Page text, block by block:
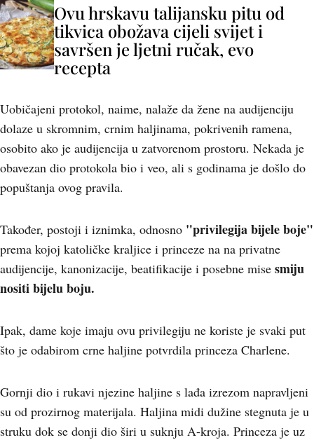
Ovu hrskavu talijansku pitu od
tikvica obožava cijeli svijet i
savršen je ljetni ručak, evo
recepta
Uobičajeni protokol, naime, nalaže da žene na audijenciju
dolaze u skromnim, crnim haljinama, pokrivenih ramena,
osobito ako je audijencija u zatvorenom prostoru. Nekada je
obavezan dio protokola bio i veo, ali s godinama je došlo do
popuštanja ovog pravila.
Također, postoji i iznimka, odnosno "privilegija bijele boje"
prema kojoj katoličke kraljice i princeze na na privatne
audijencije, kanonizacije, beatifikacije i posebne mise smiju
nositi bijelu boju.
Ipak, dame koje imaju ovu privilegiju ne koriste je svaki put
što je odabirom crne haljine potvrdila princeza Charlene.
Gornji dio i rukavi njezine haljine s lađa izrezom napravljeni
su od prozirnog materijala. Haljina midi dužine stegnuta je u
struku dok se donji dio širi u suknju A-kroja. Princeza je uz